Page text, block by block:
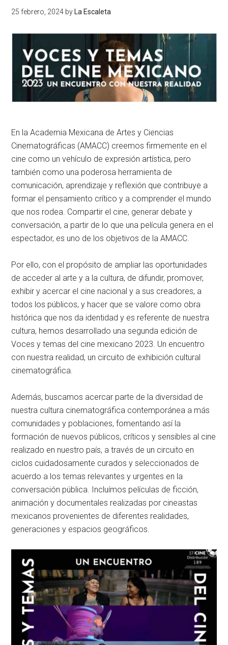
25 febrero, 2024 by La Escaleta
En la Academia Mexicana de Artes y Ciencias
Cinematográficas (AMACC) creemos firmemente en el
cine como un vehículo de expresión artística, pero
también como una poderosa herramienta de
comunicación, aprendizaje y reflexión que contribuye a
formar el pensamiento crítico y a comprender el mundo
que nos rodea. Compartir el cine, generar debate y
conversación, a partir de lo que una película genera en el
espectador, es uno de los objetivos de la AMACC.
Por ello, con el propósito de ampliar las oportunidades
de acceder al arte y a la cultura, de difundir, promover,
exhibir y acercar el cine nacional y a sus creadores, a
todos los públicos, y hacer que se valore como obra
histórica que nos da identidad y es referente de nuestra
cultura, hemos desarrollado una segunda edición de
Voces y temas del cine mexicano 2023. Un encuentro
con nuestra realidad, un circuito de exhibición cultural
cinematográfica.
Además, buscamos acercar parte de la diversidad de
nuestra cultura cinematográfica contemporánea a más
comunidades y poblaciones, fomentando así la
formación de nuevos públicos, críticos y sensibles al cine
realizado en nuestro país, a través de un circuito en
ciclos cuidadosamente curados y seleccionados de
acuerdo a los temas relevantes y urgentes en la
conversación pública. Incluímos películas de ficción,
animación y documentales realizadas por cineastas
mexicanos provenientes de diferentes realidades,
generaciones y espacios geográficos.